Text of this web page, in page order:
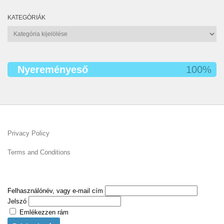
KATEGÓRIÁK
Kategóriák
Nyereményeső 100%
Privacy Policy
Terms and Conditions
Felhasználónév, vagy e-mail cím
Jelszó
Emlékezzen rám